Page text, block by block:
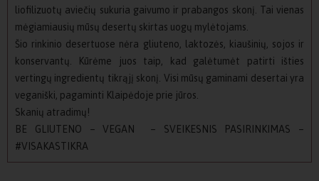
liofilizuotų aviečių sukuria gaivumo ir prabangos skonį. Tai vienas
mėgiamiausių mūsų desertų skirtas uogų mylėtojams.
Šio rinkinio desertuose nėra gliuteno, laktozės, kiaušinių, sojos ir
konservantų. Kūrėme juos taip, kad galėtumėt patirti išties
vertingų ingredientų tikrąjį skonį. Visi mūsų gaminami desertai yra
veganiški, pagaminti Klaipėdoje prie jūros.
Skanių atradimų!
BE GLIUTENO – VEGAN – SVEIKESNIS PASIRINKIMAS –
#VISAKASTIKRA